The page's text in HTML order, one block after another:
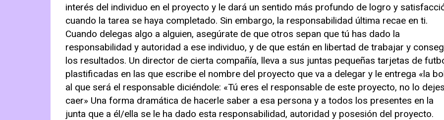
interés del individuo en el proyecto y le dará un sentido más profundo de logro y
cuando la tarea se haya completado. Sin embargo, la responsabilidad última recae en ti.
Cuando delegas algo a alguien, asegúrate de que otros sepan que tú has dado la
responsabilidad y autoridad a ese individuo, y de que están en libertad de trabajar y
los resultados. Un director de cierta compañía, lleva a sus juntas pequeñas tarjetas de
plastificadas en las que escribe el nombre del proyecto que va a delegar y le entrega «la
al que será el responsable diciéndole: «Tú eres el responsable de este proyecto, no lo dejes
caer» Una forma dramática de hacerle saber a esa persona y a todos los presentes en la
junta que a él/ella se le ha dado esta responsabilidad, autoridad y posesión del proyecto.